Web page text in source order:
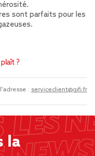
sont parfaits pour les
?
: serviceclient@gifi.fr
la